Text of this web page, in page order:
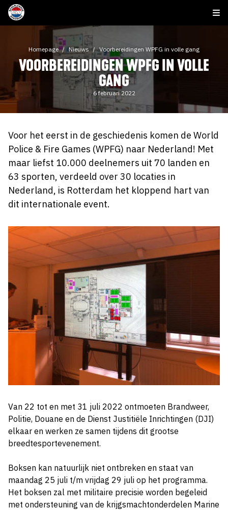
Homepage Nieuws Voorbereidingen WPFG in volle gang
VOORBEREIDINGEN WPFG IN VOLLE
GANG
6 februari 2022
Voor het eerst in de geschiedenis komen de World
Police & Fire Games (WPFG) naar Nederland! Met
maar liefst 10.000 deelnemers uit 70 landen en
63 sporten, verdeeld over 30 locaties in
Nederland, is Rotterdam het kloppend hart van
dit internationale event.
Van 22 tot en met 31 juli 2022 ontmoeten Brandweer,
Politie, Douane en de Dienst Justitiële Inrichtingen (DJI)
elkaar en werken ze samen tijdens dit grootse
breedtesportevenement.
Boksen kan natuurlijk niet ontbreken en staat van
maandag 25 juli t/m vrijdag 29 juli op het programma.
Het boksen zal met militaire precisie worden begeleid
met ondersteuning van de krijgsmachtonderdelen Marine